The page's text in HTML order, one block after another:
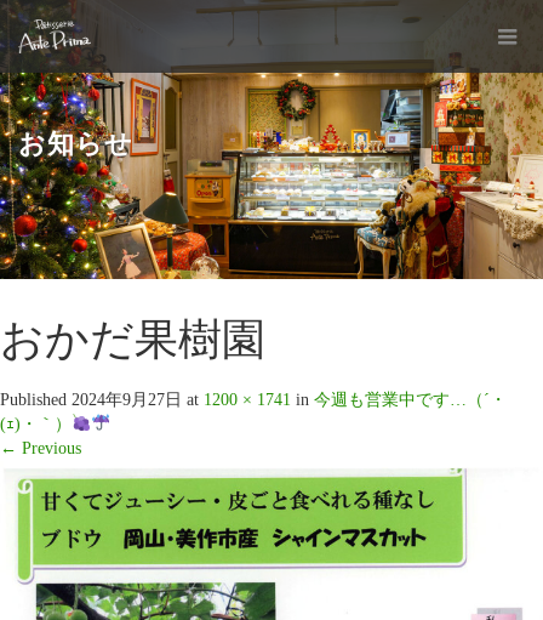
お知らせ
おかだ果樹園
Published 2024年9月27日 at 1200 × 1741 in 今週も営業中です…（´・
(ｪ)・｀）
← Previous